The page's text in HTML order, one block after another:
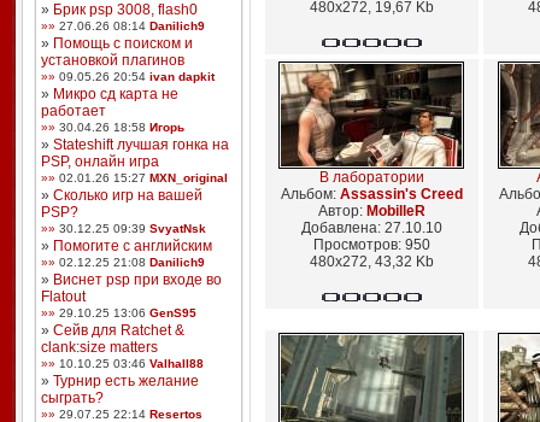
» Брик psp 3008, flash0
»» 27.06.26 08:14 Danilich9
» Помощь с поиском и
установкой плагинов
»» 09.05.26 20:54 ivan dapkit
» Микро сд карта не
работает
»» 30.04.26 18:58 Игорь
» Stateshift лучшая гонка на
PSP, онлайн игра
»» 02.01.26 15:27 MXN_original
» Сколько игр на вашей
PSP?
»» 30.12.25 09:39 SvyatNsk
» Помогите с английским
»» 02.12.25 21:08 Danilich9
» Виснет psp при входе во
Flatout
»» 29.10.25 13:06 GenS95
» Сейв для Ratchet &
clank:size matters
»» 10.10.25 03:46 Valhall88
» Турнир есть желание
сыграть?
»» 29.07.25 22:14 Resertos
480x272, 19,67 Kb
В лаборатории
Альбом: Assassin's Creed
Автор: MobilleR
Добавлена: 27.10.10
Просмотров: 950
480x272, 43,32 Kb